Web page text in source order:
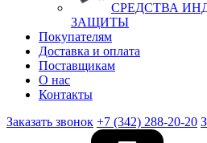
СРЕДСТВА
ЗАЩИТЫ
Покупателям
Доставка и оплата
Поставщикам
О нас
Контакты
Заказать звонок +7 (342) 288-20-20